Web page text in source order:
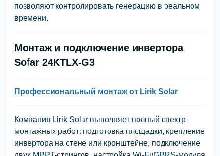
позволяют контролировать генерацию в реальном
времени.
Монтаж и подключение инвертора
Sofar 24KTLX-G3
Профессиональный монтаж от Lirik Solar
Компания Lirik Solar выполняет полный спектр
монтажных работ: подготовка площадки, крепление
инвертора на стене или кронштейне, подключение